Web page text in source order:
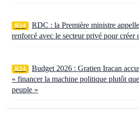
R24
RDC : la Première ministre
renforcé avec le secteur privé pour créer
R24
Budget 2026 : Gratien Iracan
« financer la machine politique plutôt
peuple »